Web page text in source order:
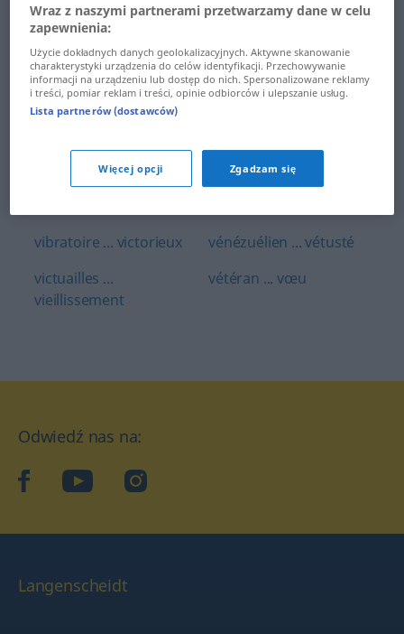
vendre ... ventripotent
ventrière ... verglacé
verglas ... verrat
vertical ... veuille
vibratoire ... victorieux
victuailles ...
vieillissement
volition ... volute
volé ... vouvoiement
vu ... végéter
vénézuélien ... vétusté
vétéran ... vœu
Odwiedź nas na:
facebookYouTubeInstagram
Langenscheidt
Wraz z naszymi partnerami przetwarzamy dane w celu
zapewnienia:
Użycie dokładnych danych geolokalizacyjnych. Aktywne skanowanie
charakterystyki urządzenia do celów identyfikacji. Przechowywanie
informacji na urządzeniu lub dostęp do nich. Spersonalizowane reklamy
i treści, pomiar reklam i treści, opinie odbiorców i ulepszanie usług.
Lista partnerów (dostawców)
Więcej opcji Zgadzam się